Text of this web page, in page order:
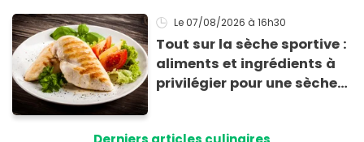
Le 07/08/2026 à 16h30
Tout sur la sèche sportive :
aliments et ingrédients à
privilégier pour une sèche